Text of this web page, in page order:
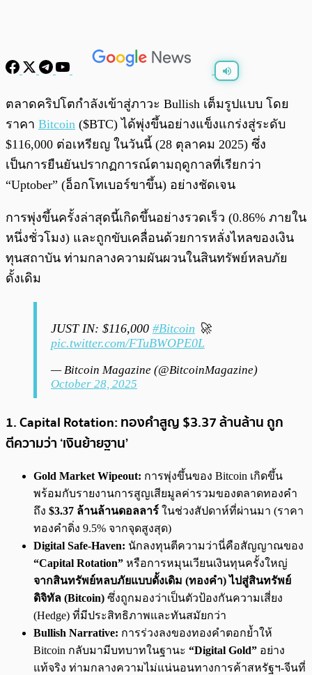
พร้อมเล่น 0:00
ตลาดคริปโตกำลังเข้าสู่ภาวะ Bullish เต็มรูปแบบ โดย
ราคา Bitcoin ($BTC) ได้พุ่งขึ้นอย่างแข็งแกร่งสู่ระดับ
$116,000 ต่อเหรียญ ในวันนี้ (28 ตุลาคม 2025) ซึ่ง
เป็นการยืนยันปรากฏการณ์ตามฤดูกาลที่เรียกว่า
“Uptober” (อ็อกโทเบอร์ขาขึ้น) อย่างชัดเจน
การพุ่งขึ้นครั้งล่าสุดนี้เกิดขึ้นอย่างรวดเร็ว (0.86% ภายใน
หนึ่งชั่วโมง) และถูกขับเคลื่อนด้วยการหลั่งไหลของเงิน
ทุนสถาบัน ท่ามกลางความผันผวนในสินทรัพย์หลบภัย
ดั้งเดิม
JUST IN: $116,000 #Bitcoin 🚀
pic.twitter.com/FTuBWOPE0L
— Bitcoin Magazine (@BitcoinMagazine)
October 28, 2025
1. Capital Rotation: ทองคำสูญ $3.37 ล้านล้าน ถูก
ตีความว่า ‘เงินย้ายฐาน’
Gold Market Wipeout: การพุ่งขึ้นของ Bitcoin เกิดขึ้น
พร้อมกับรายงานการสูญเสียมูลค่ารวมของตลาดทองคำ
ถึง $3.37 ล้านล้านดอลลาร์ ในช่วงสัปดาห์ที่ผ่านมา (ราคา
ทองคำดิ่ง 9.5% จากจุดสูงสุด)
Digital Safe-Haven: นักลงทุนตีความว่านี่คือสัญญาณของ
“Capital Rotation” หรือการหมุนเวียนเงินทุนครั้งใหญ่
จากสินทรัพย์หลบภัยแบบดั้งเดิม (ทองคำ) ไปสู่สินทรัพย์
ดิจิทัล (Bitcoin) ซึ่งถูกมองว่าเป็นตัวป้องกันความเสี่ยง
(Hedge) ที่มีประสิทธิภาพและทันสมัยกว่า
Bullish Narrative: การร่วงลงของทองคำตอกย้ำให้
Bitcoin กลับมามีบทบาทในฐานะ “Digital Gold” อย่าง
แท้จริง ท่ามกลางความไม่แน่นอนทางการค้าสหรัฐฯ-จีนที่